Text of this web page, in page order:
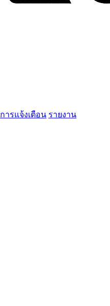
การแจ้งเตือน รายงาน